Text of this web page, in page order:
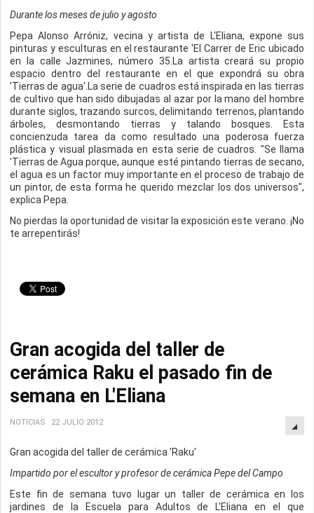
Durante los meses de julio y agosto
Pepa Alonso Arróniz, vecina y artista de L'Eliana, expone sus
pinturas y esculturas en el restaurante 'El Carrer de Eric ubicado
en la calle Jazmines, número 35.La artista creará su propio
espacio dentro del restaurante en el que expondrá su obra
'Tierras de agua'.La serie de cuadros está inspirada en las tierras
de cultivo que han sido dibujadas al azar por la mano del hombre
durante siglos, trazando surcos, delimitando terrenos, plantando
árboles, desmontando tierras y talando bosques. Esta
concienzuda tarea da como resultado una poderosa fuerza
plástica y visual plasmada en esta serie de cuadros. "Se llama
'Tierras de Agua porque, aunque esté pintando tierras de secano,
el agua es un factor muy importante en el proceso de trabajo de
un pintor, de esta forma he querido mezclar los dos universos",
explica Pepa.
No pierdas la oportunidad de visitar la exposición este verano. ¡No
te arrepentirás!
Gran acogida del taller de
cerámica Raku el pasado fin de
semana en L'Eliana
NOTICIAS 22 JULIO 2012
Gran acogida del taller de cerámica 'Raku'
Impartido por el escultor y profesor de cerámica Pepe del Campo
Este fin de semana tuvo lugar un taller de cerámica en los
jardines de la Escuela para Adultos de L'Eliana en el que